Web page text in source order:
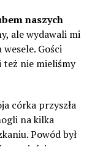
naszych
ale wydawali mi
Gości
też nie mieliśmy
córka przyszła
na kilka
Powód był